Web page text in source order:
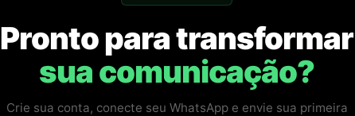
Pronto para transformar
sua comunicação?
Crie sua conta, conecte seu WhatsApp e envie sua primeira